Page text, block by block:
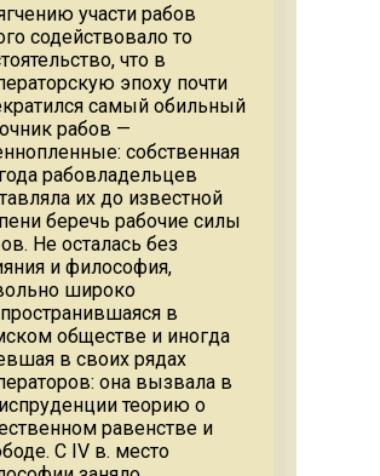
участи рабов
содействовало то
что в
эпоху почти
самый обильный
рабов —
собственная
рабовладельцев
их до известной
беречь рабочие силы
Не осталась без
и философия,
широко
в
обществе и иногда
в своих рядах
она вызвала в
теорию о
равенстве и
С IV в. место